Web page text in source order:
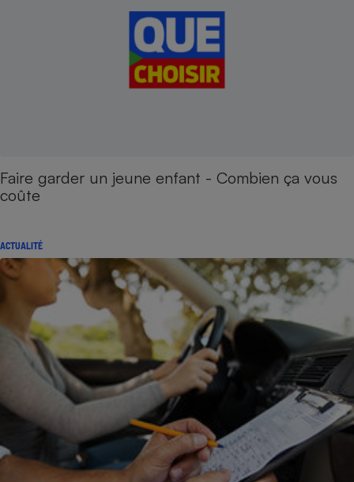
Faire garder un jeune enfant - Combien ça vous
coûte
ACTUALITÉ